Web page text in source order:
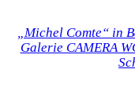
„Michel Comte“ in
Galerie CAMERA